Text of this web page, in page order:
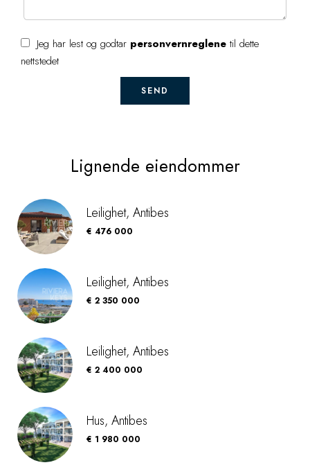
Jeg har lest og godtar personvernreglene til dette
nettstedet
SEND
Lignende eiendommer
Leilighet, Antibes
€ 476 000
Leilighet, Antibes
€ 2 350 000
Leilighet, Antibes
€ 2 400 000
Hus, Antibes
€ 1 980 000